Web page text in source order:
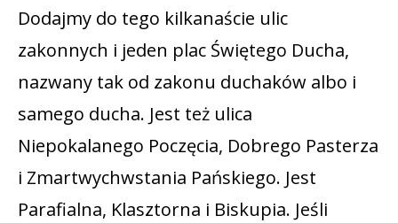
Dodajmy do tego kilkanaście ulic
zakonnych i jeden plac Świętego Ducha,
nazwany tak od zakonu duchaków albo i
samego ducha. Jest też ulica
Niepokalanego Poczęcia, Dobrego Pasterza
i Zmartwychwstania Pańskiego. Jest
Parafialna, Klasztorna i Biskupia. Jeśli